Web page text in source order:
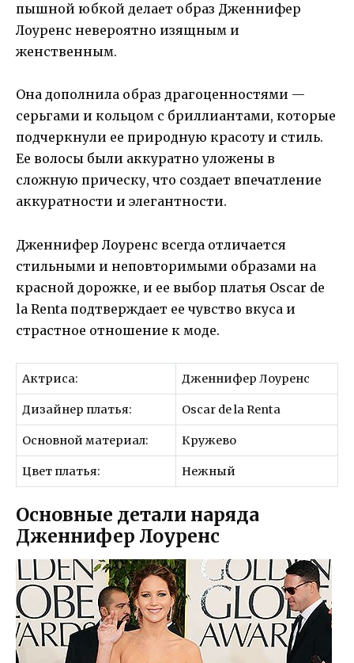
пышной юбкой делает образ Дженнифер
Лоуренс невероятно изящным и
женственным.
Она дополнила образ драгоценностями —
серьгами и кольцом с бриллиантами, которые
подчеркнули ее природную красоту и стиль.
Ее волосы были аккуратно уложены в
сложную прическу, что создает впечатление
аккуратности и элегантности.
Дженнифер Лоуренс всегда отличается
стильными и неповторимыми образами на
красной дорожке, и ее выбор платья Oscar de
la Renta подтверждает ее чувство вкуса и
страстное отношение к моде.
Актриса: Дженнифер Лоуренс
Дизайнер платья: Oscar de la Renta
Основной материал: Кружево
Цвет платья: Нежный
Основные детали наряда
Дженнифер Лоуренс